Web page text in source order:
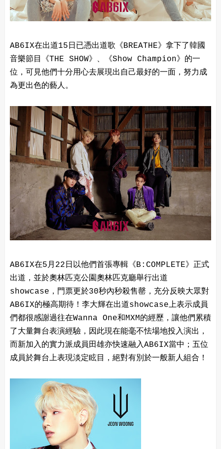
AB6IX在出道15日已憑出道歌《BREATHE》拿下了韓國
音樂節目《THE SHOW》、《Show Champion》的一
位，可見他們十分用心去展現出自己最好的一面，努力成
為更出色的藝人。
AB6IX在5月22日以他們首張專輯《B:COMPLETE》正式
出道，並於奧林匹克公園奧林匹克廳舉行出道
showcase，門票更於30秒內秒殺售罄，充分反映大眾對
AB6IX的極高期待！李大輝在出道showcase上表示成員
們都很感謝過往在Wanna One和MXM的經歷，讓他們累積
了大量舞台表演經驗，因此現在能毫不怯場地投入演出，
而新加入的實力派成員田雄亦快速融入AB6IX當中；五位
成員於舞台上表現淡定眩目，絕對有別於一般新人組合！